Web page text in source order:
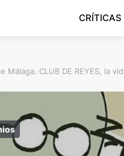
CRÍTICAS
Málaga. CLUB DE REYES, la